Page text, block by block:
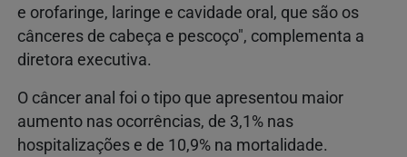
e orofaringe, laringe e cavidade oral, que são os
cânceres de cabeça e pescoço", complementa a
diretora executiva.
O câncer anal foi o tipo que apresentou maior
aumento nas ocorrências, de 3,1% nas
hospitalizações e de 10,9% na mortalidade.